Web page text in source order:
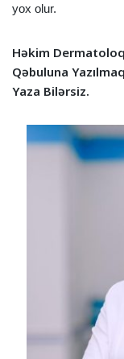
yox olur.
Həkim
Qəbuluna
Yaza Bilərsiz.